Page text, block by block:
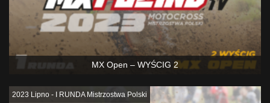
MX Open – WYŚCIG 2
2023 Lipno - I RUNDA Mistrzostwa Polski